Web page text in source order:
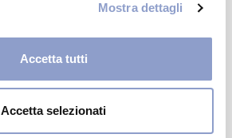
Mostra dettagli
Accetta tutti
Accetta selezionati